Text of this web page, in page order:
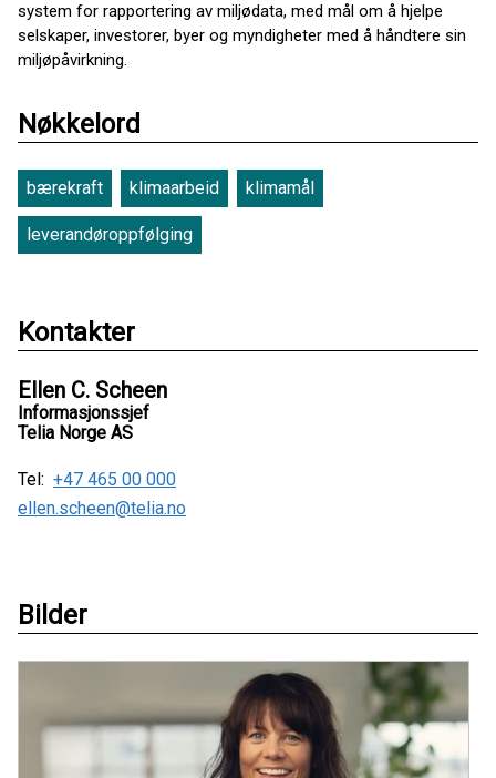
system for rapportering av miljødata, med mål om å hjelpe
selskaper, investorer, byer og myndigheter med å håndtere sin
miljøpåvirkning.
Nøkkelord
bærekraft klimaarbeid klimamål
leverandøroppfølging
Kontakter
Ellen C. Scheen
Informasjonssjef
Telia Norge AS
Tel: +47 465 00 000
ellen.scheen@telia.no
Bilder